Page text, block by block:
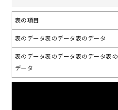
表の項目
表のデータ表のデータ表のデータ
表のデータ表のデータ表のデータ表の
データ